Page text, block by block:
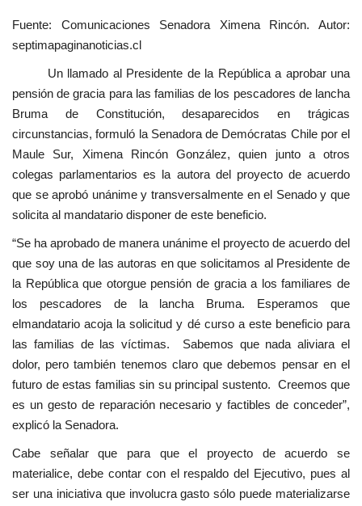
Fuente: Comunicaciones Senadora Ximena Rincón. Autor:
septimapaginanoticias.cl
Un llamado al Presidente de la República a aprobar una
pensión de gracia para las familias de los pescadores de lancha
Bruma de Constitución, desaparecidos en trágicas
circunstancias, formuló la Senadora de Demócratas Chile por el
Maule Sur, Ximena Rincón González, quien junto a otros
colegas parlamentarios es la autora del proyecto de acuerdo
que se aprobó unánime y transversalmente en el Senado y que
solicita al mandatario disponer de este beneficio.
“Se ha aprobado de manera unánime el proyecto de acuerdo del
que soy una de las autoras en que solicitamos al Presidente de
la República que otorgue pensión de gracia a los familiares de
los pescadores de la lancha Bruma. Esperamos que
elmandatario acoja la solicitud y dé curso a este beneficio para
las familias de las víctimas. Sabemos que nada aliviara el
dolor, pero también tenemos claro que debemos pensar en el
futuro de estas familias sin su principal sustento. Creemos que
es un gesto de reparación necesario y factibles de conceder”,
explicó la Senadora.
Cabe señalar que para que el proyecto de acuerdo se
materialice, debe contar con el respaldo del Ejecutivo, pues al
ser una iniciativa que involucra gasto sólo puede materializarse